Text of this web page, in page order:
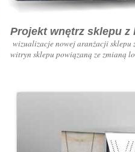
Projekt wnętrz sklepu z
wizualizacje nowej aranżacji sklepu
witryn sklepu powiązaną ze zmianą